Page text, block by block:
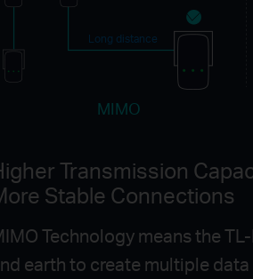
Long distance
MIMO
Transmission
Stable Connections
Technology means the
earth to create multiple